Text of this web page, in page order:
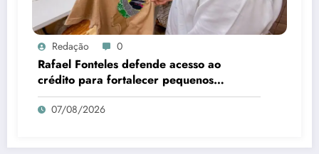
Redação 0
Rafael Fonteles defende acesso ao
crédito para fortalecer pequenos
negócios no Piauí
07/08/2026